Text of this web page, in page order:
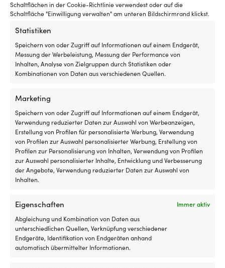
Schaltflächen in der Cookie-Richtlinie verwendest oder auf die
Schaltfläche "Einwilligung verwalten" am unteren Bildschirmrand klickst.
Statistiken
Speichern von oder Zugriff auf Informationen auf einem Endgerät,
Messung der Werbeleistung, Messung der Performance von
Inhalten, Analyse von Zielgruppen durch Statistiken oder
Kombinationen von Daten aus verschiedenen Quellen.
Marketing
Speichern von oder Zugriff auf Informationen auf einem Endgerät,
Verwendung reduzierter Daten zur Auswahl von Werbeanzeigen,
Erstellung von Profilen für personalisierte Werbung, Verwendung
von Profilen zur Auswahl personalisierter Werbung, Erstellung von
Profilen zur Personalisierung von Inhalten, Verwendung von Profilen
zur Auswahl personalisierter Inhalte, Entwicklung und Verbesserung
der Angebote, Verwendung reduzierter Daten zur Auswahl von
Inhalten.
Eigenschaften
Immer aktiv
Abgleichung und Kombination von Daten aus
unterschiedlichen Quellen, Verknüpfung verschiedener
Endgeräte, Identifikation von Endgeräten anhand
automatisch übermittelter Informationen.
Handpumpe Bestway Air
Hammer, 35 cm, + flexibler
Schlauch + Ventiladapter
8,18€
MwSt. inkl.
7 VORRÄTIG
Handpumpe Smayda High
Pressure, mit analogem
Druckmesser (Manometer) +
flexibler Schlauch
VERFÜGBAR BEI